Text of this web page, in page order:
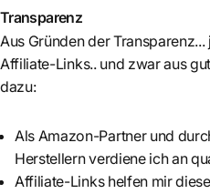
Transparenz
Aus Gründen der
Affiliate-Links.. und zwar aus
dazu:
Als Amazon-Partner und
Herstellern verdiene ich an
Affiliate-Links helfen mir